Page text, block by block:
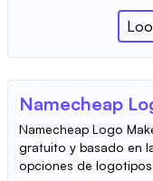
Namecheap
Namecheap Logo
gratuito y basado en
opciones de